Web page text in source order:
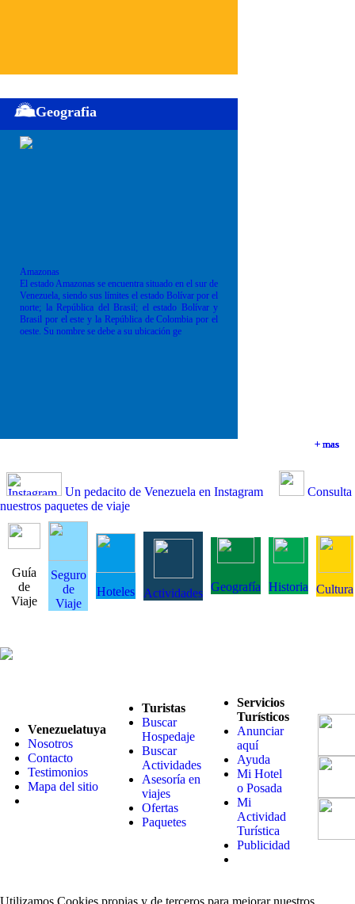
+ mas
+ mas
+ mas
Geografia
Amazonas
El estado Amazonas se encuentra situado en el sur de
Venezuela, siendo sus límites el estado Bolívar por el
norte; la República del Brasil; el estado Bolívar y
Brasil por el este y la República de Colombia por el
oeste. Su nombre se debe a su ubicación ge
+ mas
Un pedacito de Venezuela en Instagram
Consulta
nuestros paquetes de viaje
Guía
de
Viaje
Seguro
de
Viaje
Hoteles Actividades Geografía Historia Cultura
Venezuelatuya
Nosotros
Contacto
Testimonios
Mapa del sitio
Turistas
Buscar
Hospedaje
Buscar
Actividades
Asesoría en
viajes
Ofertas
Paquetes
Servicios
Turísticos
Anunciar
aquí
Ayuda
Mi Hotel
o Posada
Mi
Actividad
Turística
Publicidad
Utilizamos Cookies propias y de terceros para mejorar nuestros